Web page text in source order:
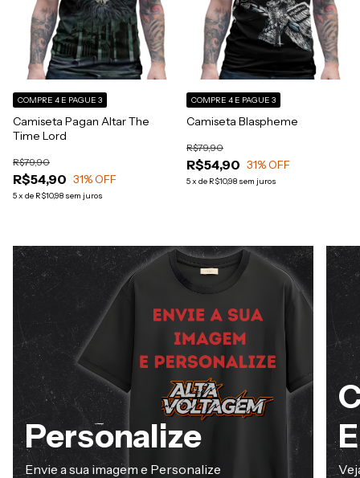
Camiseta Pagan Altar The
Time Lord
R$54,90
R$79,90
31% OFF
5x de R$10,98 sem juros
COMPRE 4 E PAGUE 3
Camiseta Blaspheme
R$54,90
R$79,90
31% OFF
5x de R$10,98 sem juros
COMPRE 4 E PAGUE 3
Personalize
Envie a sua imagem e Personalize